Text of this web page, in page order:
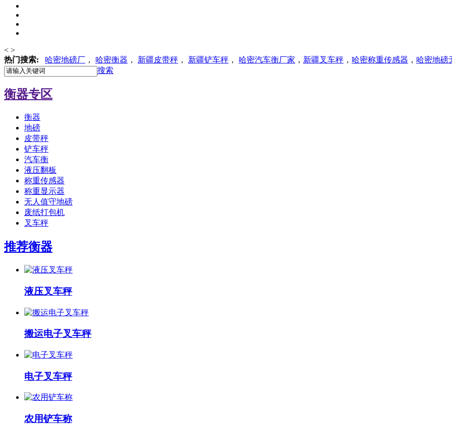
< >
热门搜索:
哈密地磅厂 ， 哈密衡器 ， 新疆皮带秤 ， 新疆铲车秤 ， 哈密汽车衡厂家 ， 新疆叉车秤 ， 哈密称重传感器 ， 哈密地磅
搜索
衡器专区
衡器
地磅
皮带秤
铲车秤
汽车衡
液压翻板
称重传感器
称重显示器
无人值守地磅
废纸打包机
叉车秤
推荐衡器
液压叉车秤
搬运电子叉车秤
电子叉车秤
农用铲车称